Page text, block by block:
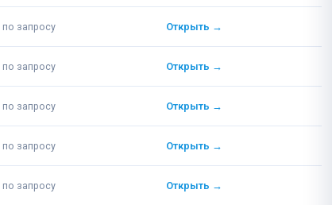
по запросу Открыть →
по запросу Открыть →
по запросу Открыть →
по запросу Открыть →
по запросу Открыть →